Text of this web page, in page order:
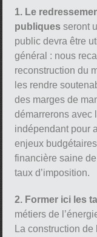
1. Le
publiques seront
public devra être
général : nous
reconstruction du
les rendre
des marges de
démarrerons avec
indépendant pour
enjeux
financière saine
taux d’imposition.
2. Former ici les
métiers de
La construction